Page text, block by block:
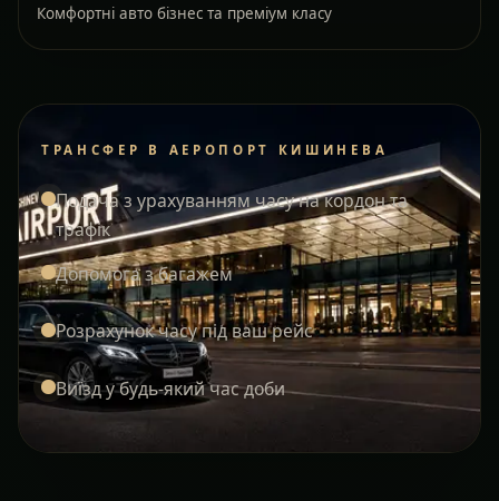
Комфортні авто бізнес та преміум класу
ТРАНСФЕР В АЕРОПОРТ КИШИНЕВА
Подача з урахуванням часу на кордон та
трафік
Допомога з багажем
Розрахунок часу під ваш рейс
Виїзд у будь-який час доби